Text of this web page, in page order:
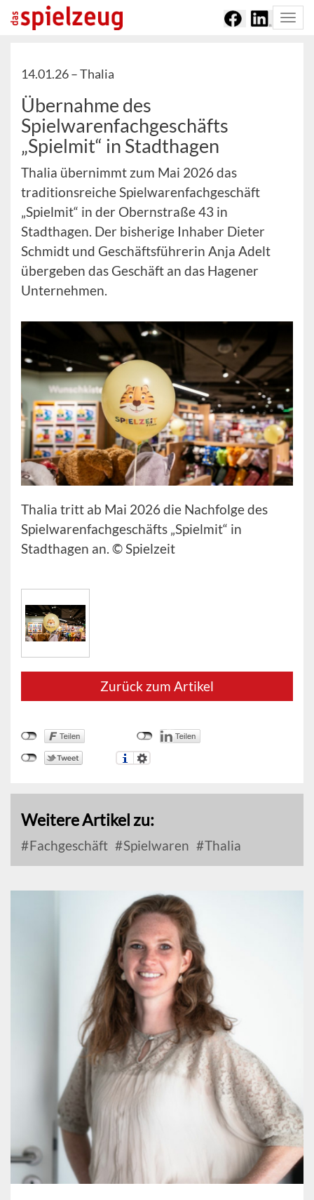
14.01.26 –Thalia
Übernahme des
Spielwarenfachgeschäfts
„Spielmit“ in Stadthagen
Thalia übernimmt zum Mai 2026 das
traditionsreiche Spielwarenfachgeschäft
„Spielmit“ in der Obernstraße 43 in
Stadthagen. Der bisherige Inhaber Dieter
Schmidt und Geschäftsführerin Anja Adelt
übergeben das Geschäft an das Hagener
Unternehmen.
Thalia tritt ab Mai 2026 die Nachfolge des
Spielwarenfachgeschäfts „Spielmit“ in
Stadthagen an. © Spielzeit
Zurück zum Artikel
Weitere Artikel zu:
Fachgeschäft Spielwaren Thalia